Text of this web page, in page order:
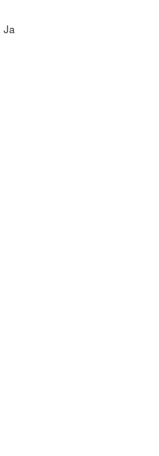
Ja